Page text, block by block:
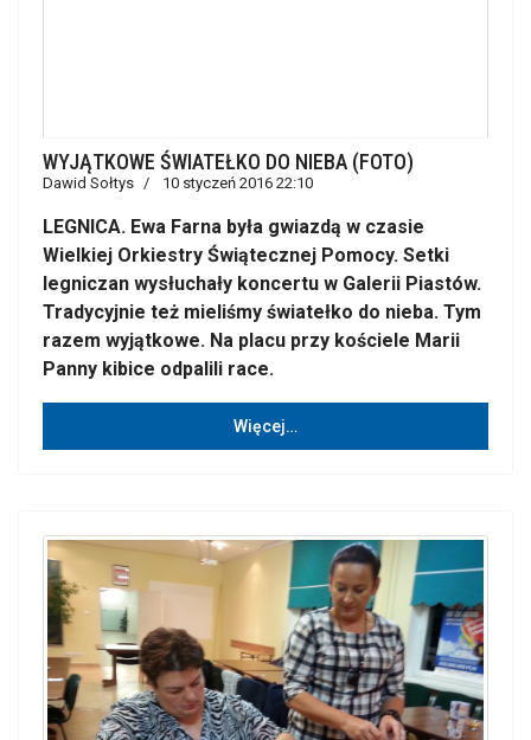
WYJĄTKOWE ŚWIATEŁKO DO NIEBA (FOTO)
Dawid Sołtys 10 styczeń 2016 22:10
LEGNICA. Ewa Farna była gwiazdą w czasie
Wielkiej Orkiestry Świątecznej Pomocy. Setki
legniczan wysłuchały koncertu w Galerii Piastów.
Tradycyjnie też mieliśmy światełko do nieba. Tym
razem wyjątkowe. Na placu przy kościele Marii
Panny kibice odpalili race.
Więcej…